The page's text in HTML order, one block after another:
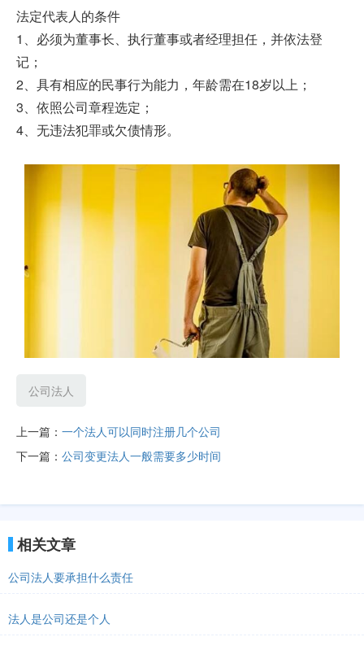
法定代表人的条件
1、必须为董事长、执行董事或者经理担任，并依法登
记；
2、具有相应的民事行为能力，年龄需在18岁以上；
3、依照公司章程选定；
4、无违法犯罪或欠债情形。
公司法人
上一篇： 一个法人可以同时注册几个公司
下一篇： 公司变更法人一般需要多少时间
相关文章
公司法人要承担什么责任
法人是公司还是个人